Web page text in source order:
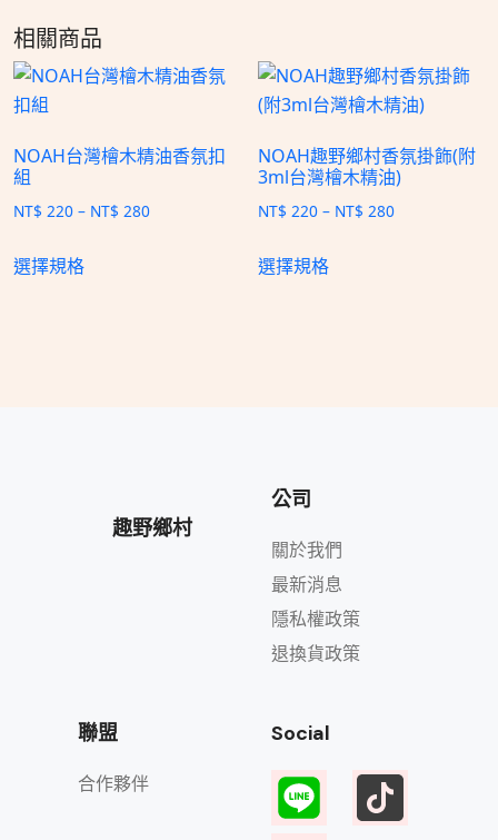
相關商品
NOAH台灣檜木精油香氛扣
組
NT$ 220 – NT$ 280
選擇規格
NOAH趣野鄉村香氛掛飾(附
3ml台灣檜木精油)
NT$ 220 – NT$ 280
選擇規格
趣野鄉村
公司
關於我們
最新消息
隱私權政策
退換貨政策
聯盟
合作夥伴
Social